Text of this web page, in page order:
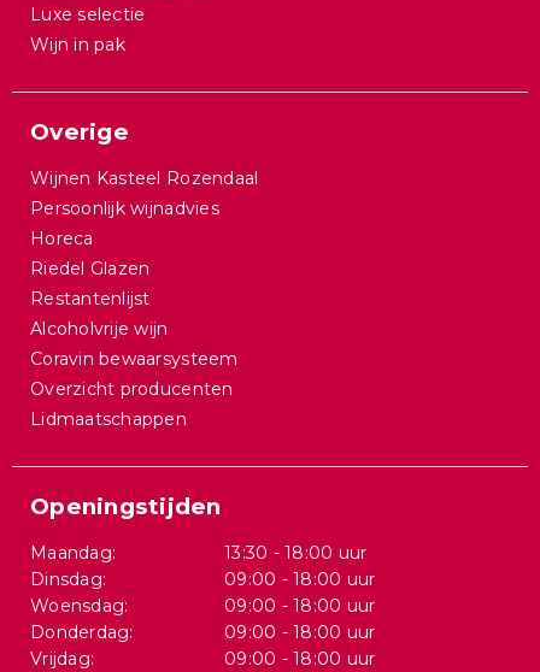
Luxe selectie
Wijn in pak
Overige
Wijnen Kasteel Rozendaal
Persoonlijk wijnadvies
Horeca
Riedel Glazen
Restantenlijst
Alcoholvrije wijn
Coravin bewaarsysteem
Overzicht producenten
Lidmaatschappen
Openingstijden
Maandag:
13:30 - 18:00 uur
Dinsdag:
09:00 - 18:00 uur
Woensdag:
09:00 - 18:00 uur
Donderdag:
09:00 - 18:00 uur
Vrijdag:
09:00 - 18:00 uur